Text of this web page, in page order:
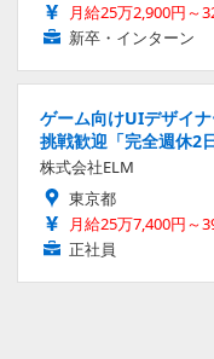
月給25万2,900円～
新卒・インターン
ゲーム向けUIデザイ
挑戦歓迎「完全週休2
株式会社ELM
東京都
月給25万7,400円～
正社員